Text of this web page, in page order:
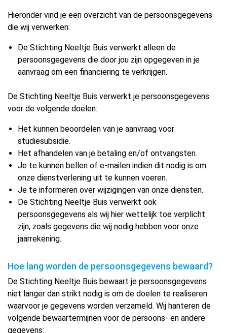
Hieronder vind je een overzicht van de persoonsgegevens
die wij verwerken:
De Stichting Neeltje Buis verwerkt alleen de
persoonsgegevens die door jou zijn opgegeven in je
aanvraag om een financiering te verkrijgen.
De Stichting Neeltje Buis verwerkt je persoonsgegevens
voor de volgende doelen:
Het kunnen beoordelen van je aanvraag voor
studiesubsidie.
Het afhandelen van je betaling en/of ontvangsten.
Je te kunnen bellen of e-mailen indien dit nodig is om
onze dienstverlening uit te kunnen voeren.
Je te informeren over wijzigingen van onze diensten.
De Stichting Neeltje Buis verwerkt ook
persoonsgegevens als wij hier wettelijk toe verplicht
zijn, zoals gegevens die wij nodig hebben voor onze
jaarrekening.
Hoe lang worden de persoonsgegevens bewaard?
De Stichting Neeltje Buis bewaart je persoonsgegevens
niet langer dan strikt nodig is om de doelen te realiseren
waarvoor je gegevens worden verzameld. Wij hanteren de
volgende bewaartermijnen voor de persoons- en andere
gegevens: